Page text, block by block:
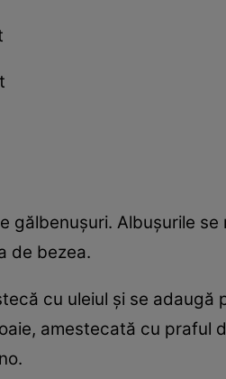
gălbenuşuri. Albuşurile
de bezea.
cu uleiul şi se
amestecată cu praful